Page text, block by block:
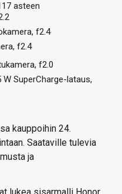
asteen
f2.4
f2.4
f2.0
SuperCharge-lataus,
kauppoihin 24.
Saataville tulevia
ja